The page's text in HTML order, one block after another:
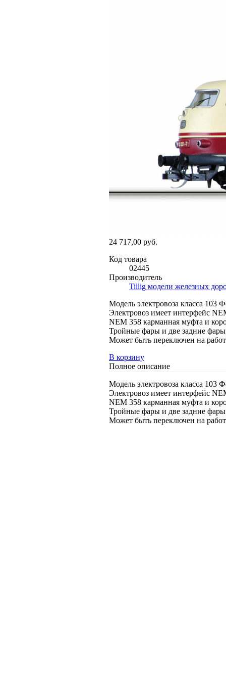
24 717,00 руб.
Код товара
02445
Производитель
Tillig модели железных
Модель электровоза класса
Электровоз имеет интерфейс
NEM 358 карманная муфта и
Тройные фары и две задние
Может быть переключен на
В корзину
Полное описание
Модель электровоза класса
Электровоз имеет интерфейс
NEM 358 карманная муфта и
Тройные фары и две задние
Может быть переключен на